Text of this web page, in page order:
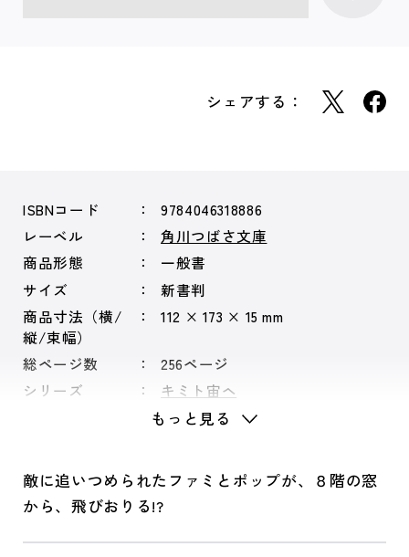
シェアする：
ISBNコード
9784046318886
レーベル
角川つばさ文庫
商品形態
一般書
サイズ
新書判
商品寸法（横/
縦/束幅）
112 × 173 × 15 mm
総ページ数
256ページ
シリーズ
キミト宙ヘ
もっと見る
敵に追いつめられたファミとポップが、８階の窓
から、飛びおりる!?